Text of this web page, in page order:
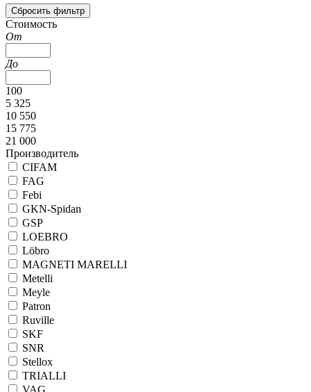
Стоимость
От
До
100
5 325
10 550
15 775
21 000
Производитель
CIFAM
FAG
Febi
GKN-Spidan
GSP
LOEBRO
Löbro
MAGNETI MARELLI
Metelli
Meyle
Patron
Ruville
SKF
SNR
Stellox
TRIALLI